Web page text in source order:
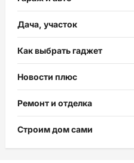
Дача, участок
Как выбрать гаджет
Новости плюс
Ремонт и отделка
Строим дом сами